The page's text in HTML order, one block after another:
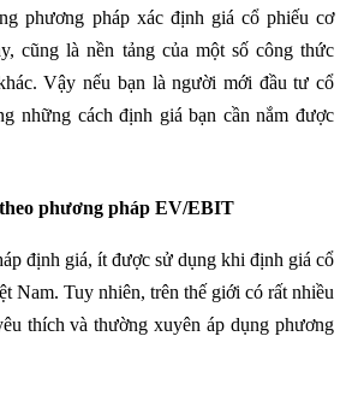
phương pháp xác định giá cổ phiếu cơ
cũng là nền tảng của một số công thức
Vậy nếu bạn là người mới đầu tư cổ
những cách định giá bạn cần nắm được
phương pháp EV/EBIT
định giá, ít được sử dụng khi định giá cổ
Nam. Tuy nhiên, trên thế giới có rất nhiều
thích và thường xuyên áp dụng phương